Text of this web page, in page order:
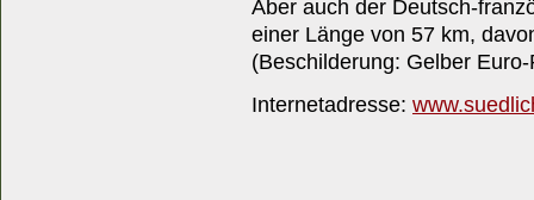
Aber auch der Deutsch-
einer Länge von 57 km,
(Beschilderung: Gelber
Internetadresse: